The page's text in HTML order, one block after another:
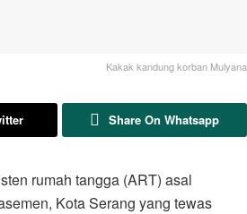
Kakak kandung korban Mulyana
Share On Whatsapp
rumah tangga (ART) asal
Kota Serang yang tewas